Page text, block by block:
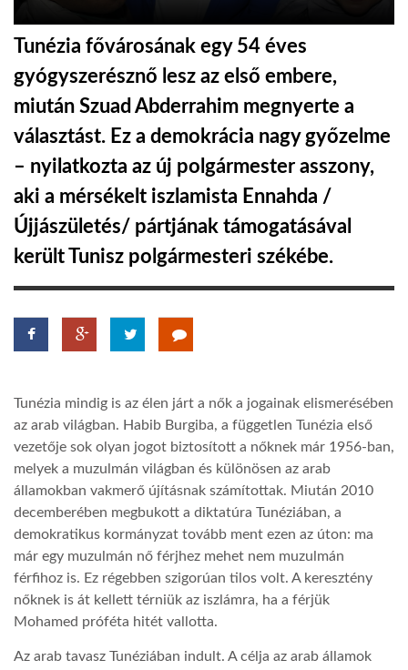
LINKTR.EE
GLOBOZSARU
DOBRAVERO.HU
LATIMO.HU
GLOBOBOOK
Tunézia fővárosának egy 54 éves
gyógyszerésznő lesz az első embere,
miután Szuad Abderrahim megnyerte a
választást. Ez a demokrácia nagy győzelme
– nyilatkozta az új polgármester asszony,
aki a mérsékelt iszlamista Ennahda /
Újjászületés/ pártjának támogatásával
került Tunisz polgármesteri székébe.
Tunézia mindig is az élen járt a nők a jogainak elismerésében
az arab világban. Habib Burgiba, a független Tunézia első
vezetője sok olyan jogot biztosított a nőknek már 1956-ban,
melyek a muzulmán világban és különösen az arab
államokban vakmerő újításnak számítottak. Miután 2010
decemberében megbukott a diktatúra Tunéziában, a
demokratikus kormányzat tovább ment ezen az úton: ma
már egy muzulmán nő férjhez mehet nem muzulmán
férfihoz is. Ez régebben szigorúan tilos volt. A keresztény
nőknek is át kellett térniük az iszlámra, ha a férjük
Mohamed próféta hitét vallotta.
Az arab tavasz Tunéziában indult. A célja az arab államok